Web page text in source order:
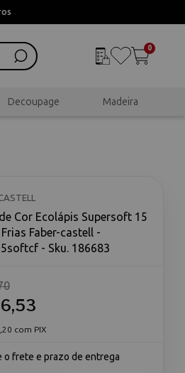
0
Decoupage Madeira
de Cor Ecolápis Supersoft 15
Frias Faber-castell -
- Sku. 186683
com PIX
o frete e prazo de entrega